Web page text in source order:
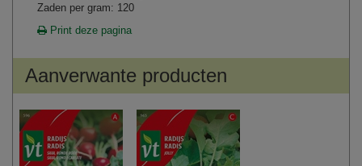
Zaden per gram: 120
Print deze pagina
Aanverwante producten